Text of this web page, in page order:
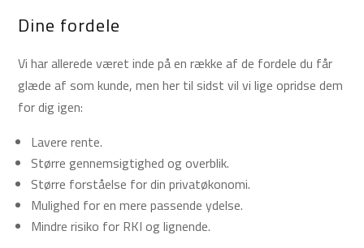
Dine fordele
Vi har allerede været inde på en række af de fordele du får
glæde af som kunde, men her til sidst vil vi lige opridse dem
for dig igen:
Lavere rente.
Større gennemsigtighed og overblik.
Større forståelse for din privatøkonomi.
Mulighed for en mere passende ydelse.
Mindre risiko for RKI og lignende.